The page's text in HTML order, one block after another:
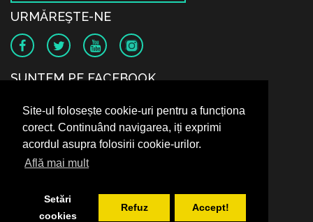
Site-ul folosește cookie-uri pentru a funcționa
corect. Continuând navigarea, iți exprimi
acordul asupra folosirii cookie-urilor.
Află mai mult
Setări
cookies
Refuz Accept!
URMĂREŞTE-NE
SUNTEM PE FACEBOOK